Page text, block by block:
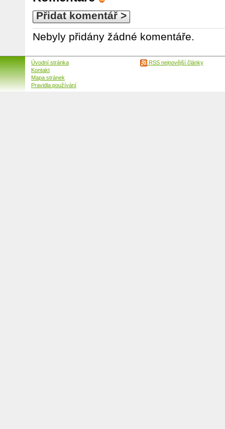
Přidat komentář >
Nebyly přidány žádné komentáře.
Úvodní stránka
Kontakt
Mapa stránek
Pravidla používání
RSS nejnovější články